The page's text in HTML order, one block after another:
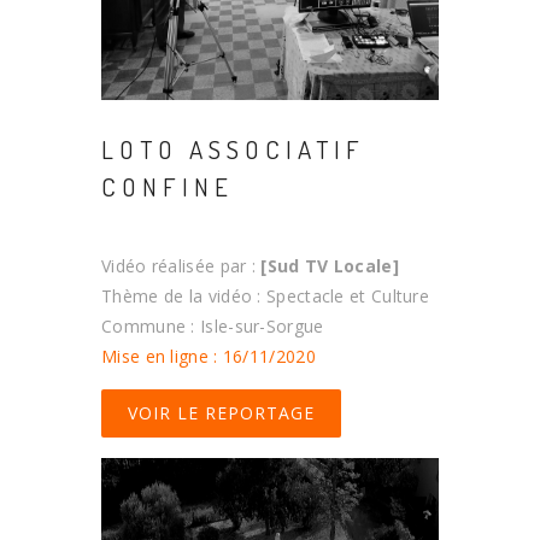
LOTO ASSOCIATIF
CONFINE
Vidéo réalisée par : [Sud TV Locale]
Thème de la vidéo : Spectacle et Culture
Commune : Isle-sur-Sorgue
Mise en ligne : 16/11/2020
VOIR LE REPORTAGE